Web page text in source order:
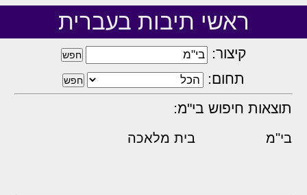
ראשי תיבות בעברית
קיצור:
תחום:
תוצאות חיפוש בי"מ:
בי"מ בית מלאכה